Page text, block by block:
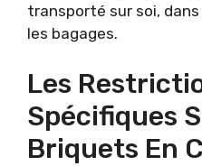
transporté sur soi,
les bagages.
Les
Spécifiques
Briquets En